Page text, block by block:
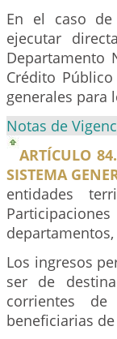
En el caso
ejecutar
Departamento
Crédito
generales para
Notas de
ARTÍCULO
SISTEMA
entidades
Los ingresos
ser de
corrientes
beneficiarias